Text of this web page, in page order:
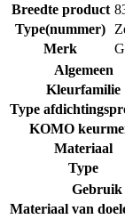
Breedte product
Type(nummer)
Merk
Algemeen
Kleurfamilie
Type
KOMO
Materiaal
Type
Gebruik
Materiaal van